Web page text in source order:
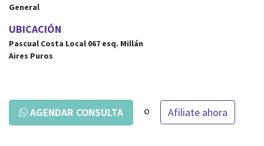
General
UBICACIÓN
Pascual Costa Local 067 esq. Millán
Aires Puros
AGENDAR CONSULTA o Afiliate ahora